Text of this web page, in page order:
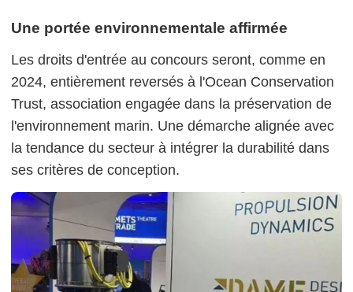
Une portée environnementale affirmée
Les droits d'entrée au concours seront, comme en
2024, entièrement reversés à l'Ocean Conservation
Trust, association engagée dans la préservation de
l'environnement marin. Une démarche alignée avec
la tendance du secteur à intégrer la durabilité dans
ses critères de conception.